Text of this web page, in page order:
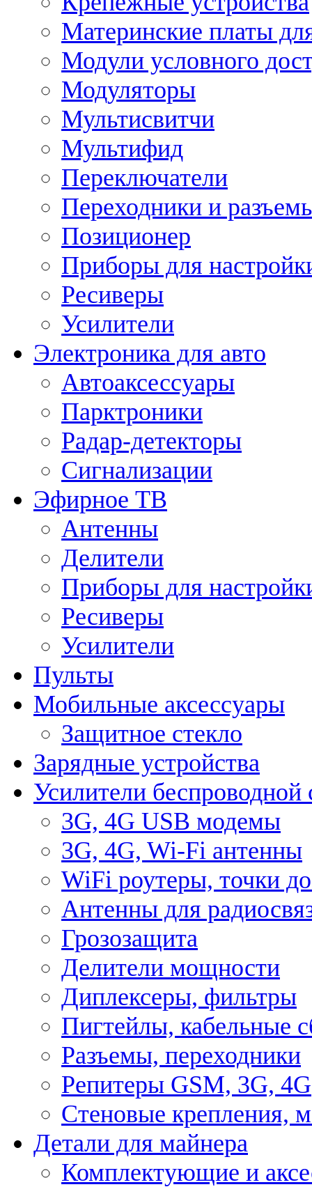
Материнские платы
Модули условного
Модуляторы
Мультисвитчи
Мультифид
Переключатели
Переходники и
Позиционер
Приборы для
Ресиверы
Усилители
Электроника для авто
Автоаксессуары
Парктроники
Радар-детекторы
Сигнализации
Эфирное ТВ
Антенны
Делители
Приборы для
Ресиверы
Усилители
Пульты
Мобильные аксессуары
Защитное стекло
Зарядные устройства
Усилители беспроводной
3G, 4G USB модемы
3G, 4G, Wi-Fi антенны
WiFi роутеры, точки
Антенны для
Грозозащита
Делители мощности
Диплексеры, фильтры
Пигтейлы, кабельные
Разъемы, переходники
Репитеры GSM, 3G, 4G
Стеновые крепления,
Детали для майнера
Комплектующие и